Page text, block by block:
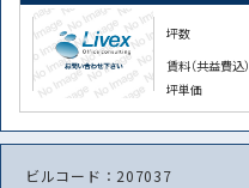
坪数
賃料（共益費込）
坪単価
ビルコード：207037